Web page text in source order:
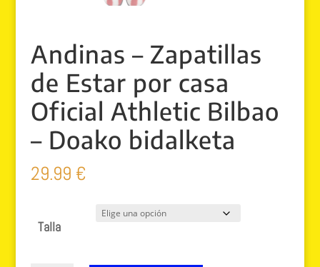
Andinas – Zapatillas
de Estar por casa
Oficial Athletic Bilbao
– Doako bidalketa
29.99 €
Talla